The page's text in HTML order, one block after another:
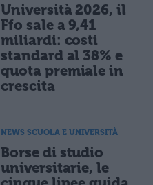
Università 2026, il
Ffo sale a 9,41
miliardi: costi
standard al 38% e
quota premiale in
crescita
NEWS SCUOLA E UNIVERSITÀ
Borse di studio
universitarie, le